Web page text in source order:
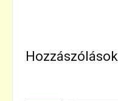
Hozzászólások